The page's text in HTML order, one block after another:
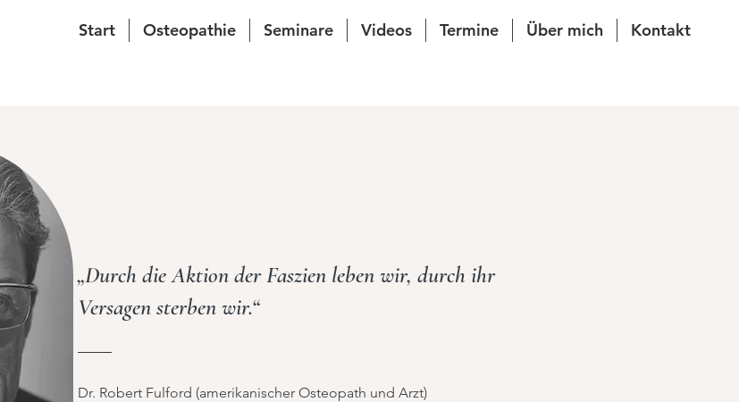
Start Osteopathie Seminare Videos Termine Über mich Kontakt
„Durch die Aktion der Faszien leben wir, durch ihr
Versagen sterben wir.“
Dr. Robert Fulford (amerikanischer Osteopath und Arzt)